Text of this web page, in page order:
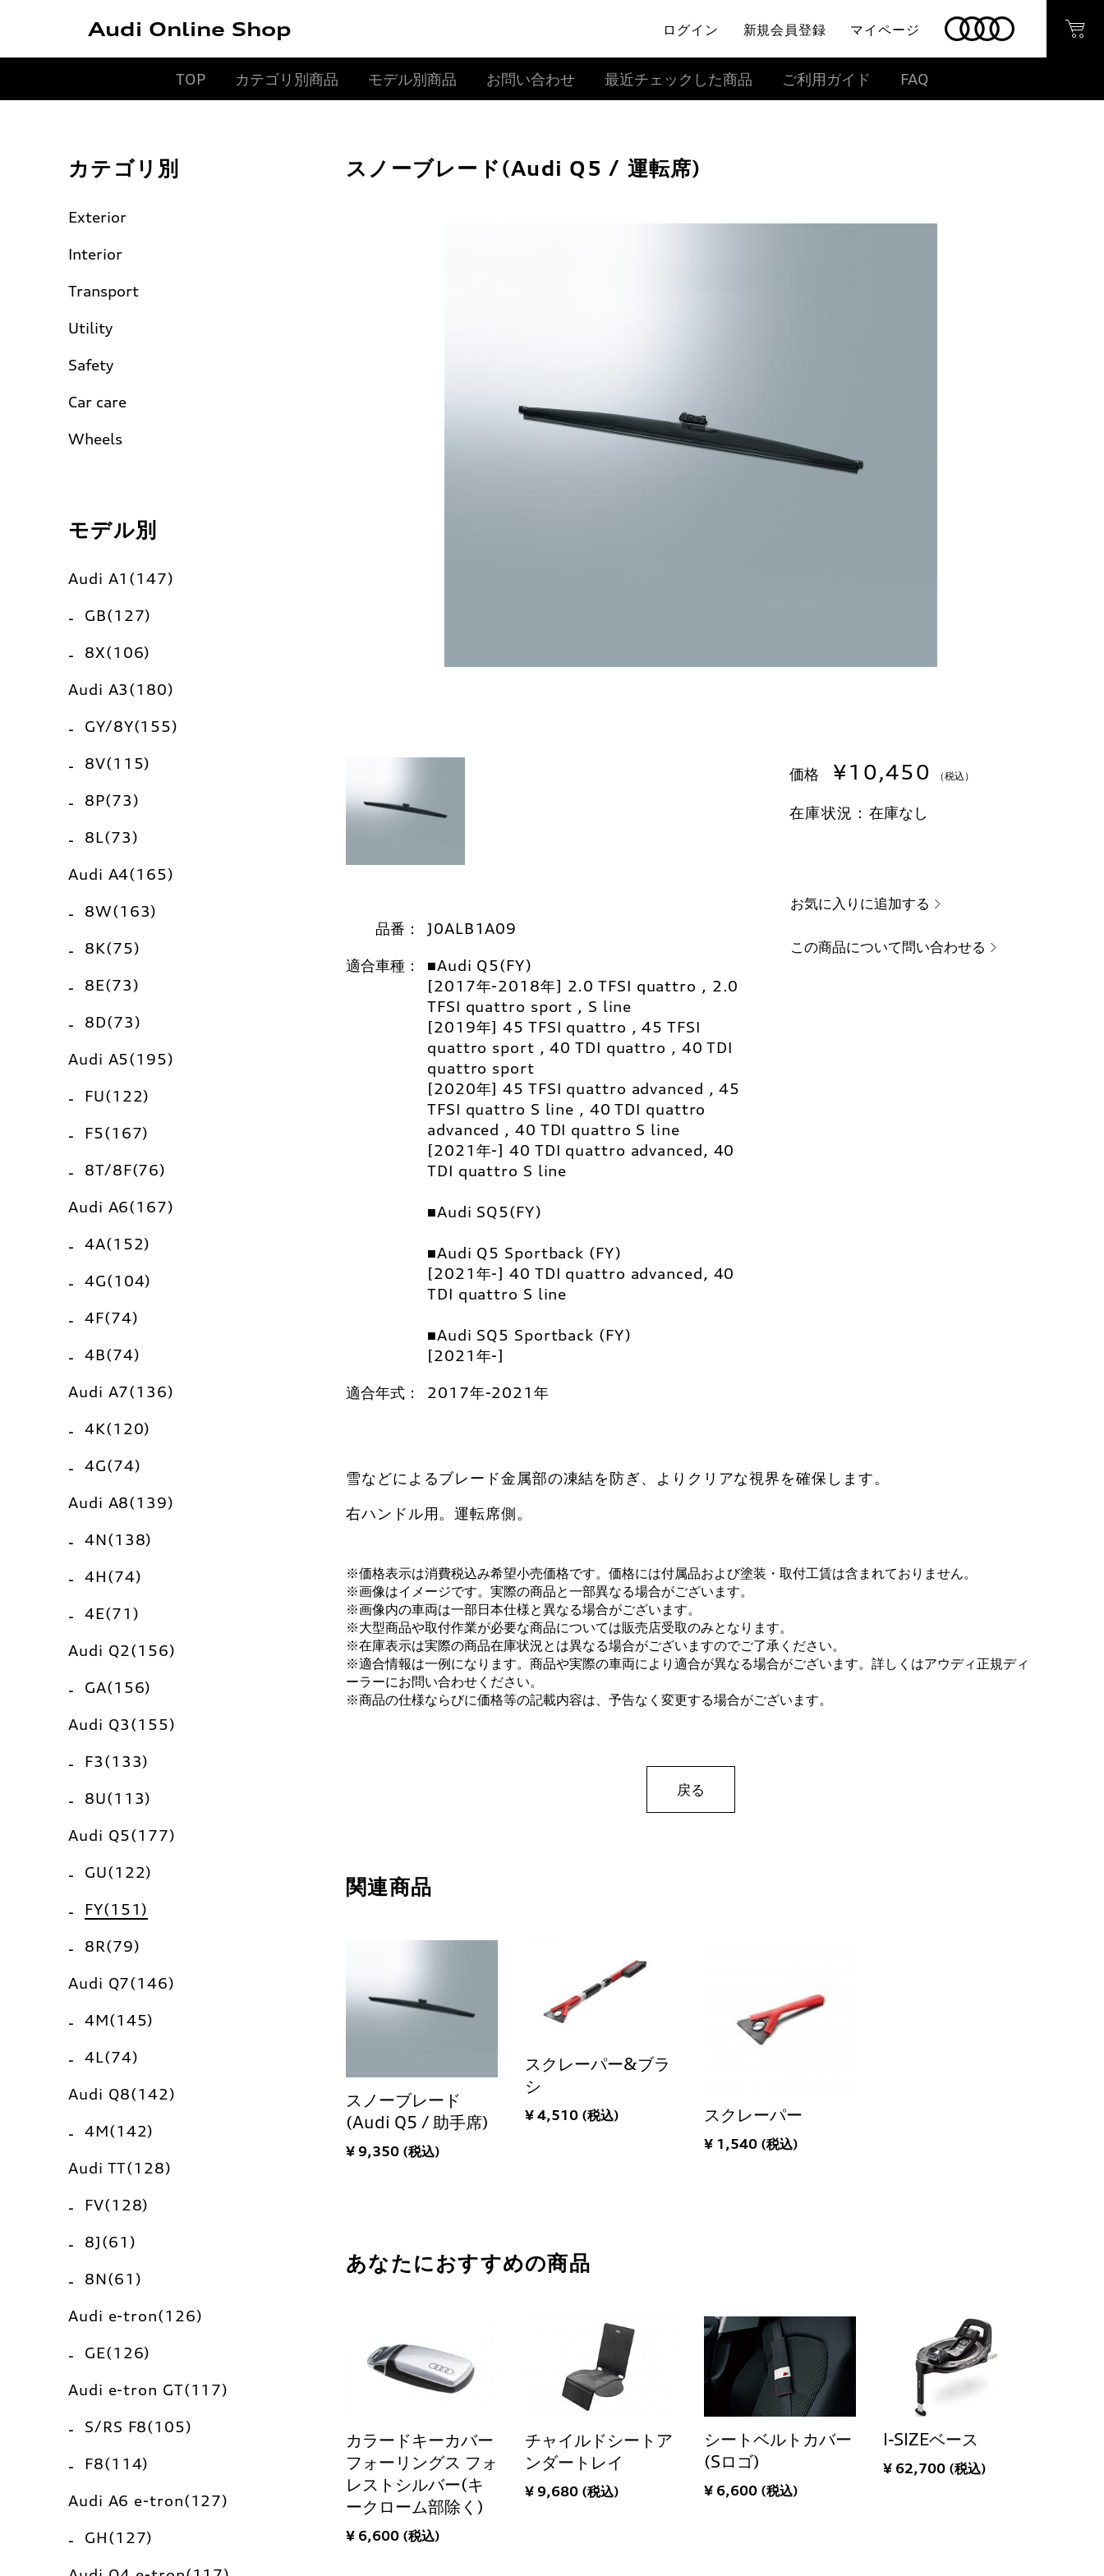
Audi Online Shop ログイン 新規会員登録 マイページ
TOP カテゴリ別商品 モデル別商品 お問い合わせ 最近チェックした商品 ご利用ガイド FAQ
カテゴリ別
Exterior
Interior
Transport
Utility
Safety
Car care
Wheels
モデル別
Audi A1(147)
GB(127)
8X(106)
Audi A3(180)
GY/8Y(155)
8V(115)
8P(73)
8L(73)
Audi A4(165)
8W(163)
8K(75)
8E(73)
8D(73)
Audi A5(195)
FU(122)
F5(167)
8T/8F(76)
Audi A6(167)
4A(152)
4G(104)
4F(74)
4B(74)
Audi A7(136)
4K(120)
4G(74)
Audi A8(139)
4N(138)
4H(74)
4E(71)
Audi Q2(156)
GA(156)
Audi Q3(155)
F3(133)
8U(113)
Audi Q5(177)
GU(122)
FY(151)
8R(79)
Audi Q7(146)
4M(145)
4L(74)
Audi Q8(142)
4M(142)
Audi TT(128)
FV(128)
8J(61)
8N(61)
Audi e-tron(126)
GE(126)
Audi e-tron GT(117)
S/RS F8(105)
F8(114)
Audi A6 e-tron(127)
GH(127)
スノーブレード(Audi Q5 / 運転席)
品番： J0ALB1A09
適合車種：
■Audi Q5(FY)
[2017年-2018年] 2.0 TFSI quattro , 2.0
TFSI quattro sport , S line
[2019年] 45 TFSI quattro , 45 TFSI
quattro sport , 40 TDI quattro , 40 TDI
quattro sport
[2020年] 45 TFSI quattro advanced , 45
TFSI quattro S line , 40 TDI quattro
advanced , 40 TDI quattro S line
[2021年-] 40 TDI quattro advanced, 40
TDI quattro S line
■Audi SQ5(FY)
■Audi Q5 Sportback (FY)
[2021年-] 40 TDI quattro advanced, 40
TDI quattro S line
■Audi SQ5 Sportback (FY)
[2021年-]
適合年式： 2017年-2021年
価格 ¥10,450 （税込）
在庫状況： 在庫なし
お気に入りに追加する
この商品について問い合わせる
雪などによるブレード金属部の凍結を防ぎ、よりクリアな視界を確保します。
右ハンドル用。運転席側。
※価格表示は消費税込み希望小売価格です。価格には付属品および塗装・取付工賃は含まれておりません。
※画像はイメージです。実際の商品と一部異なる場合がございます。
※画像内の車両は一部日本仕様と異なる場合がございます。
※大型商品や取付作業が必要な商品については販売店受取のみとなります。
※在庫表示は実際の商品在庫状況とは異なる場合がございますのでご了承ください。
※適合情報は一例になります。商品や実際の車両により適合が異なる場合がございます。詳しくはアウディ正規ディ
ーラーにお問い合わせください。
※商品の仕様ならびに価格等の記載内容は、予告なく変更する場合がございます。
戻る
関連商品
スノーブレード
(Audi Q5 / 助手席)
¥ 9,350 (税込)
スクレーパー&ブラ
シ
¥ 4,510 (税込) スクレーパー
¥ 1,540 (税込)
あなたにおすすめの商品
カラードキーカバー
フォーリングス フォ
レストシルバー(キ
ークローム部除く)
¥ 6,600 (税込)
チャイルドシートア
ンダートレイ
¥ 9,680 (税込)
シートベルトカバー
(Sロゴ)
¥ 6,600 (税込)
I-SIZEベース
¥ 62,700 (税込)